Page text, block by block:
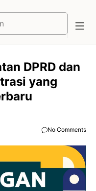
DPRD dan
yang
No Comments